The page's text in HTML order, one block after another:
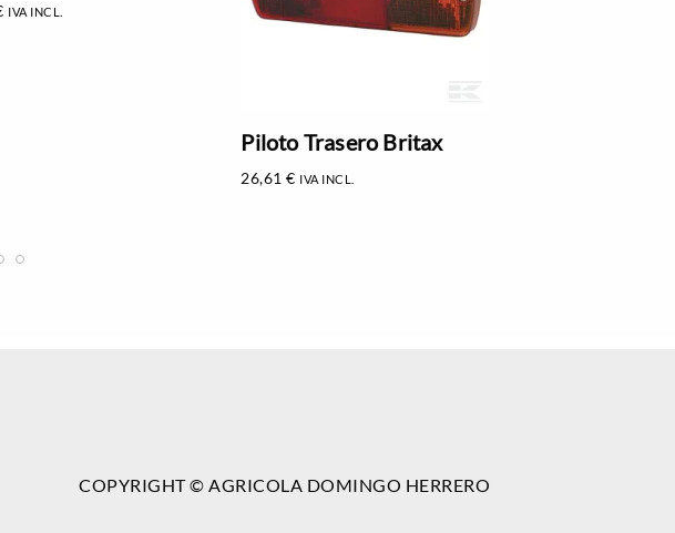
IVA INCL.
Piloto Trasero Britax
26,61€ IVA INCL.
COPYRIGHT © AGRICOLA DOMINGO HERRERO